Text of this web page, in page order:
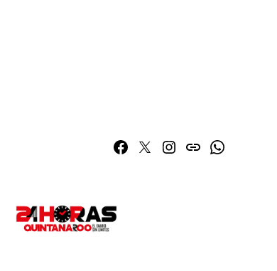
Facebook
TwitterInstagram
issuuWhatsapp